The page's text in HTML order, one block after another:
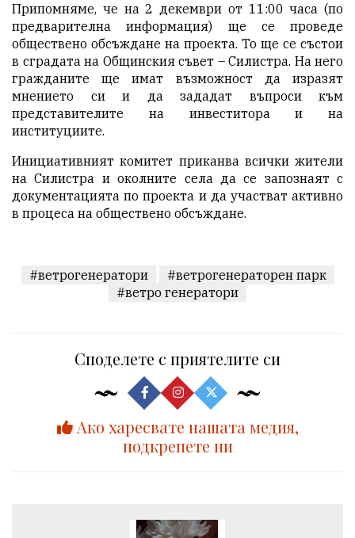
Припомняме, че на 2 декември от 11:00 часа (по
предварителна информация) ще се проведе
обществено обсъждане на проекта. То ще се състои
в сградата на Общинския съвет – Силистра. На него
гражданите ще имат възможност да изразят
мнението си и да зададат въпроси към
представителите на инвеститора и на
институциите.
Инициативният комитет приканва всички жители
на Силистра и околните села да се запознаят с
документацията по проекта и да участват активно
в процеса на обществено обсъждане.
#ветрогенератори
#ветрогенераторен парк
#ветро генератори
Споделете с приятелите си
Ако харесвате нашата медия,
подкрепете ни